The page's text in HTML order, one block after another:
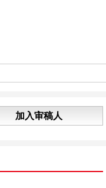
加入审稿人